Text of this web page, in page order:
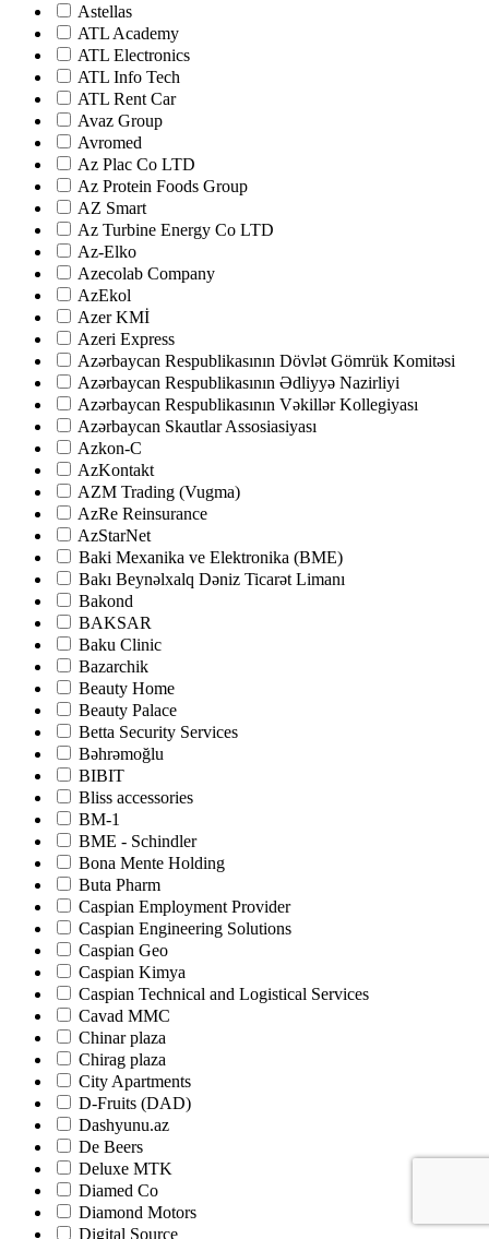
Astellas
ATL Academy
ATL Electronics
ATL Info Tech
ATL Rent Car
Avaz Group
Avromed
Az Plac Co LTD
Az Protein Foods Group
AZ Smart
Az Turbine Energy Co LTD
Az-Elko
Azecolab Company
AzEkol
Azer KMİ
Azeri Express
Azərbaycan Respublikasının Dövlət Gömrük Komitəsi
Azərbaycan Respublikasının Ədliyyə Nazirliyi
Azərbaycan Respublikasının Vəkillər Kollegiyası
Azərbaycan Skautlar Assosiasiyası
Azkon-C
AzKontakt
AZM Trading (Vugma)
AzRe Reinsurance
AzStarNet
Baki Mexanika ve Elektronika (BME)
Bakı Beynəlxalq Dəniz Ticarət Limanı
Bakond
BAKSAR
Baku Clinic
Bazarchik
Beauty Home
Beauty Palace
Betta Security Services
Bəhrəmoğlu
BIBIT
Bliss accessories
BM-1
BME - Schindler
Bona Mente Holding
Buta Pharm
Caspian Employment Provider
Caspian Engineering Solutions
Caspian Geo
Caspian Kimya
Caspian Technical and Logistical Services
Cavad MMC
Chinar plaza
Chirag plaza
City Apartments
D-Fruits (DAD)
Dashyunu.az
De Beers
Deluxe MTK
Diamed Co
Diamond Motors
Digital Source